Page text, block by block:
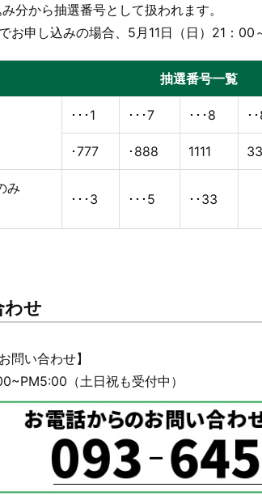
分から抽選番号として扱われます。
お申し込みの場合、5月11日（日）21：00
抽選番号一覧
･･･1 ･･･7 ･･･8 ･
･777 ･888 1111
み
･･･3 ･･･5 ･･33
わせ
問い合わせ】
（土日祝も受付中）